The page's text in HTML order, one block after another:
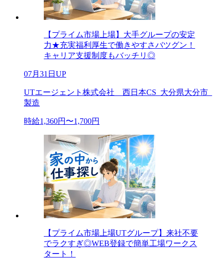
【プライム市場上場】大手グループの安定
力★充実福利厚生で働きやすさバツグン！
キャリア支援制度もバッチリ◎
07月31日UP
UTエージェント株式会社 西日本CS_大分県大分市_
製造
時給1,360円〜1,700円
【プライム市場上場UTグループ】来社不要
でラクすぎ◎WEB登録で簡単工場ワークス
タート！